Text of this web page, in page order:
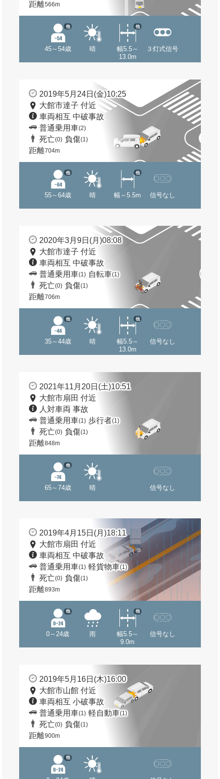
距離566m
45～54歳
他
晴
幅5.5～
13.0m
他
３灯式信号
2019年5月24日(金)10:25
大館市達子 付近
車両相互 中破事故
普通乗用車(2)
死亡(0) 負傷(1)
距離704m
55～64歳
他
晴 幅～5.5m
他
信号なし
2020年3月9日(月)08:08
大館市達子 付近
車両相互 中破事故
普通乗用車(1) 自転車(1)
死亡(0) 負傷(1)
距離706m
35～44歳
他
晴
幅5.5～
13.0m
他
信号なし
2021年11月20日(土)10:51
大館市扇田 付近
人対車両 事故
普通乗用車(1) 歩行者(1)
死亡(0) 負傷(1)
距離848m
65～74歳
他
晴 信号なし
2019年4月15日(月)18:11
大館市扇田 付近
車両相互 中破事故
普通乗用車(1) 軽貨物車(1)
死亡(0) 負傷(1)
距離893m
0～24歳
他
雨
幅5.5～
9.0m
他
信号なし
2019年5月16日(木)16:00
大館市山館 付近
車両相互 小破事故
普通乗用車(1) 軽自動車(1)
死亡(0) 負傷(1)
距離900m
他